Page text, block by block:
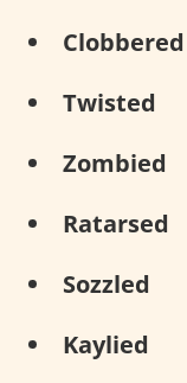
Clobbered
Twisted
Zombied
Ratarsed
Sozzled
Kaylied